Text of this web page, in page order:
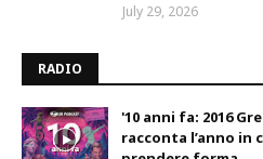
July 29, 2026
RADIO
'10 anni fa: 2016
racconta l’anno in